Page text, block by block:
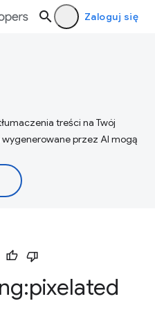
Zaloguj się
treści na Twój
przez AI mogą